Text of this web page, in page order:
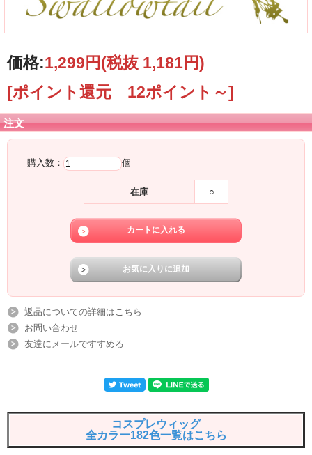
価格:1,299円(税抜 1,181円)
[ポイント還元 12ポイント～]
注文
購入数： 個
在庫 ○
返品についての詳細はこちら
お問い合わせ
友達にメールですすめる
コスプレウィッグ
全カラー182色一覧はこちら